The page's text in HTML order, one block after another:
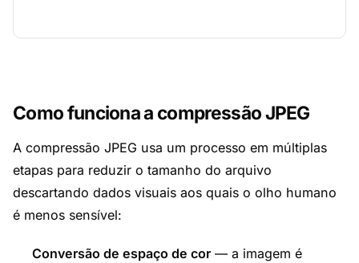
Como funciona a compressão JPEG
A compressão JPEG usa um processo em múltiplas
etapas para reduzir o tamanho do arquivo
descartando dados visuais aos quais o olho humano
é menos sensível:
Conversão de espaço de cor — a imagem é